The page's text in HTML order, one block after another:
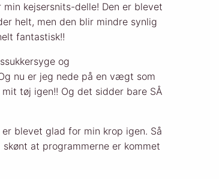
kejsersnits-delle! Den er blevet
helt, men den blir mindre synlig
fantastisk!!
og
nu er jeg nede på en vægt som
tøj igen!! Og det sidder bare SÅ
blevet glad for min krop igen. Så
at programmerne er kommet